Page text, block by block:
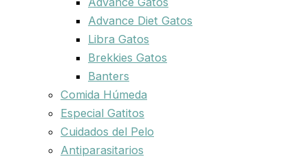
Advance Diet Gatos
Libra Gatos
Brekkies Gatos
Banters
Comida Húmeda
Especial Gatitos
Cuidados del Pelo
Antiparasitarios